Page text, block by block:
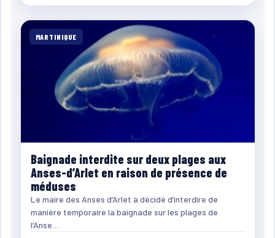
MARTINIQUE
Baignade interdite sur deux plages aux
Anses-d’Arlet en raison de présence de
méduses
Le maire des Anses d’Arlet à décidé d’interdire de
manière temporaire la baignade sur les plages de
l’Anse…